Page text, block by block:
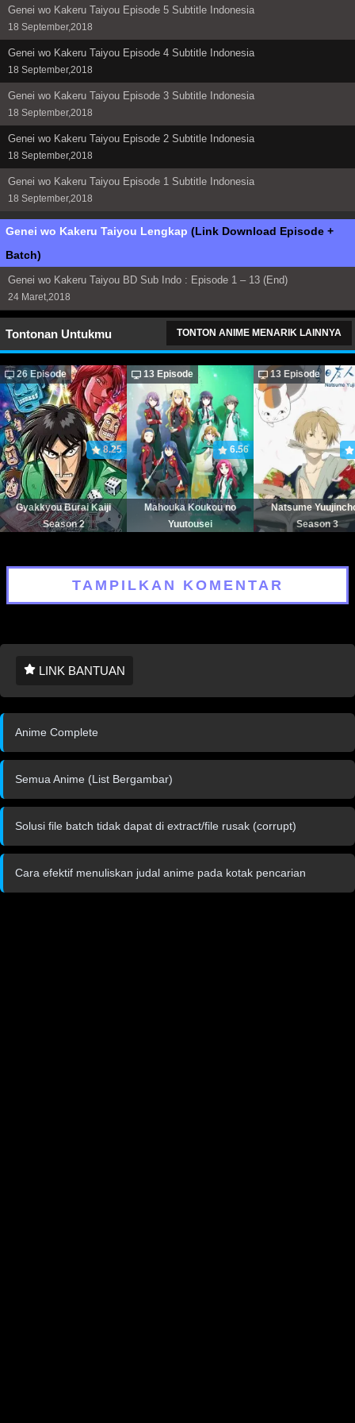
Genei wo Kakeru Taiyou Episode 5 Subtitle Indonesia
18 September,2018
Genei wo Kakeru Taiyou Episode 4 Subtitle Indonesia
18 September,2018
Genei wo Kakeru Taiyou Episode 3 Subtitle Indonesia
18 September,2018
Genei wo Kakeru Taiyou Episode 2 Subtitle Indonesia
18 September,2018
Genei wo Kakeru Taiyou Episode 1 Subtitle Indonesia
18 September,2018
Genei wo Kakeru Taiyou Lengkap (Link Download Episode +
Batch)
Genei wo Kakeru Taiyou BD Sub Indo : Episode 1 – 13 (End)
24 Maret,2018
Tontonan Untukmu TONTON ANIME MENARIK LAINNYA
26 Episode
8.25
Gyakkyou Burai Kaiji
Season 2
13 Episode
6.56
Mahouka Koukou no
Yuutousei
13 Episode
Natsume
Season 3
TAMPILKAN KOMENTAR
LINK BANTUAN
Anime Complete
Semua Anime (List Bergambar)
Solusi file batch tidak dapat di extract/file rusak (corrupt)
Cara efektif menuliskan judal anime pada kotak pencarian